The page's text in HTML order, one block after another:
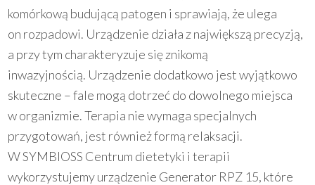
komórkową budującą patogen i sprawiają, że ulega
on rozpadowi. Urządzenie działa z największą precyzją,
a przy tym charakteryzuje się znikomą
inwazyjnością. Urządzenie dodatkowo jest wyjątkowo
skuteczne – fale mogą dotrzeć do dowolnego miejsca
w organizmie. Terapia nie wymaga specjalnych
przygotowań, jest również formą relaksacji.
W SYMBIOSS Centrum dietetyki i terapii
wykorzystujemy urządzenie Generator RPZ 15, które